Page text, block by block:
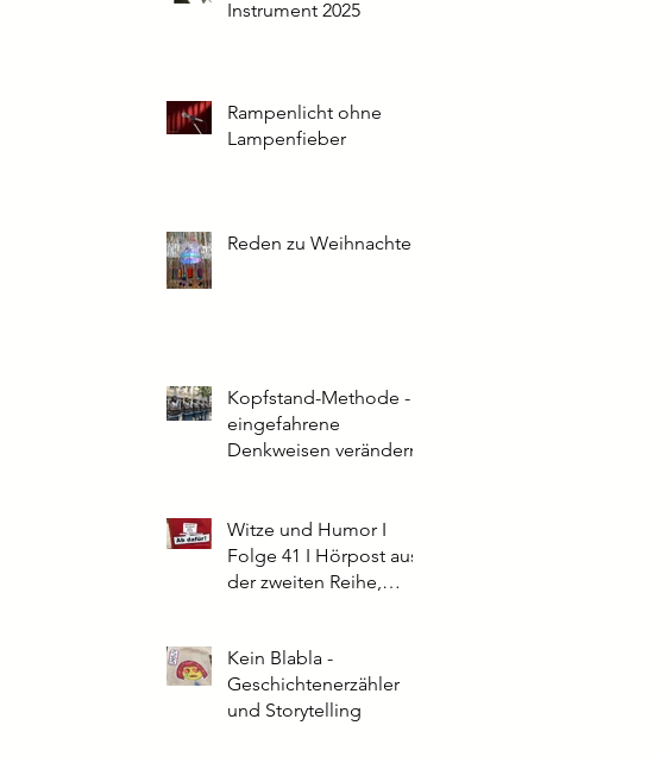
Instrument 2025
Rampenlicht ohne
Lampenfieber
Reden zu Weihnachten
Kopfstand-Methode -
eingefahrene
Denkweisen verändern
Witze und Humor I
Folge 41 I Hörpost aus
der zweiten Reihe,
Kein Blabla -
Geschichtenerzähler
und Storytelling